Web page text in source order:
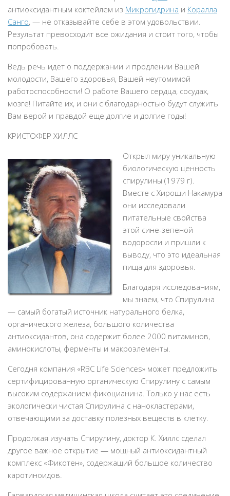
антиоксидантным коктейлем из Микрогидрина и Коралла
Санго, — не отказывайте себе в этом удовольствии.
Результат превосходит все ожидания и стоит того, чтобы
попробовать.
Ведь речь идет о поддержании и продлении Вашей
молодости, Вашего здоровья, Вашей неутомимой
работоспособности! О работе Вашего сердца, сосудах,
мозге! Питайте их, и они с благодарностью будут служить
Вам верой и правдой еще долгие и долгие годы!
КРИСТОФЕР ХИЛЛС
Открыл миру уникальную
биологическую ценность
спирулины (1979 г).
Вместе с Хироши Накамура
они исследовали
питательные свойства
этой сине-зепеной
водоросли и пришли к
выводу, что это идеальная
пища для здоровья.
Благодаря исследованиям,
мы знаем, что Спирулина
— самый богатый источник натурального белка,
органического железа, большого количества
антиоксидантов, она содержит более 2000 витаминов,
аминокислоты, ферменты и макроэлементы.
Сегодня компания «RBC Life Sciences» может предложить
сертифицированную органическую Спирулину с самым
высоким содержанием фикоцианина. Только у нас есть
экологически чистая Спирулина с нанокластерами,
отвечающими за доставку полезных веществ в клетку.
Продолжая изучать Спирулину, доктор К. Хиллс сделал
другое важное открытие — мощный антиоксидантный
комплекс «Фикотен», содержащий большое количество
каротиноидов.